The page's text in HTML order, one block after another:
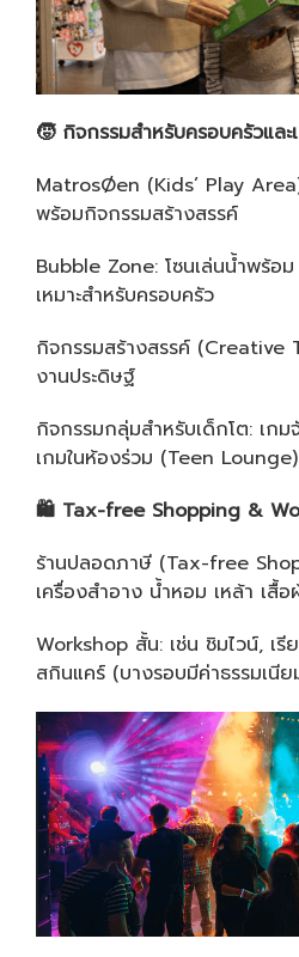
🧒กิจกรรมสำหรับครอบครัวและ
MatrosØen (Kids’ Play
พร้อมกิจกรรมสร้างสรรค์
Bubble Zone: โซนเล่นน้ำพร้อ
เหมาะสำหรับครอบครัว
กิจกรรมสร้างสรรค์ (Creative
งานประดิษฐ์
กิจกรรมกลุ่มสำหรับเด็กโต: เกม
เกมในห้องร่วม (Teen Lounge)
🛍 Tax-free Shopping &
ร้านปลอดภาษี (Tax-free
เครื่องสำอาง น้ำหอม เหล้า เสื้อ
Workshop สั้น: เช่น ชิมไวน์, เรี
สกินแคร์ (บางรอบมีค่าธรรมเนีย